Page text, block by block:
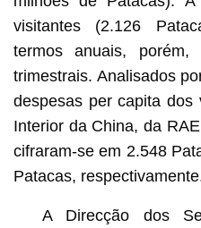
visitantes (2.126
termos anuais,
trimestrais. Analisados
despesas per capita dos
Interior da China, da
cifraram-se em 2.548
Patacas,
A Direcção dos